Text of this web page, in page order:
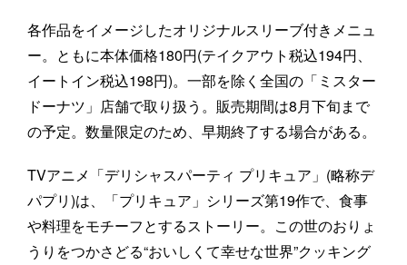
各作品をイメージしたオリジナルスリーブ付きメニュ
ー。ともに本体価格180円(テイクアウト税込194円、
イートイン税込198円)。一部を除く全国の「ミスター
ドーナツ」店舗で取り扱う。販売期間は8月下旬まで
の予定。数量限定のため、早期終了する場合がある。
TVアニメ「デリシャスパーティ プリキュア」(略称デ
パプリ)は、「プリキュア」シリーズ第19作で、食事
や料理をモチーフとするストーリー。この世のおりょ
うりをつかさどる“おいしくて幸せな世界”クッキング